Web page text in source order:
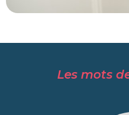
Les mots